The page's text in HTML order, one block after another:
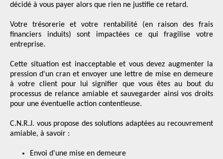
décidé à vous payer alors que rien ne justifie ce retard.
Votre trésorerie et votre rentabilité (en raison des frais
financiers induits) sont impactées ce qui fragilise votre
entreprise.
Cette situation est inacceptable et vous devez augmenter la
pression d'un cran et envoyer une lettre de mise en demeure
à votre client pour lui signifier que vous êtes au bout du
processus de relance amiable et sauvegarder ainsi vos droits
pour une éventuelle action contentieuse.
C.N.R.J. vous propose des solutions adaptées au recouvrement
amiable, à savoir :
Envoi d'une mise en demeure